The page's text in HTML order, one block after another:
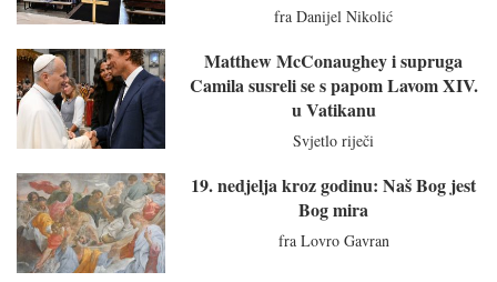
fra Danijel Nikolić
Matthew McConaughey i supruga
Camila susreli se s papom Lavom XIV.
u Vatikanu
Svjetlo riječi
19. nedjelja kroz godinu: Naš Bog jest
Bog mira
fra Lovro Gavran